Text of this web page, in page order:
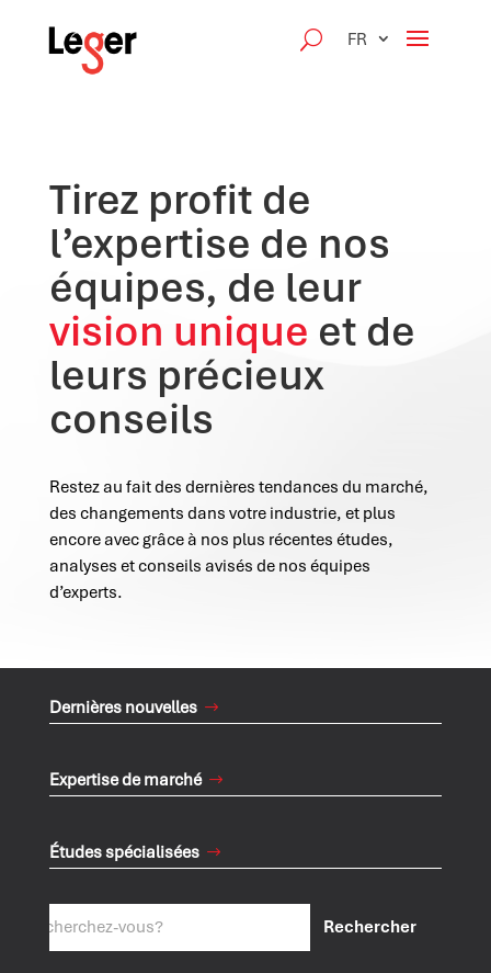
FR
Tirez profit de
l’expertise de nos
équipes, de leur
vision unique et de
leurs précieux
conseils
Restez au fait des dernières tendances du marché,
des changements dans votre industrie, et plus
encore avec grâce à nos plus récentes études,
analyses et conseils avisés de nos équipes
d’experts.
Dernières nouvelles
Expertise de marché
Études spécialisées